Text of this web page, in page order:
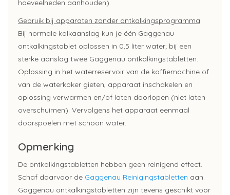
hoeveelheden aanhouden).
Gebruik bij apparaten zonder ontkalkingsprogramma
Bij normale kalkaanslag kun je één Gaggenau
ontkalkingstablet oplossen in 0,5 liter water; bij een
sterke aanslag twee Gaggenau ontkalkingstabletten.
Oplossing in het waterreservoir van de koffiemachine of
van de waterkoker gieten, apparaat inschakelen en
oplossing verwarmen en/of laten doorlopen (niet laten
overschuimen). Vervolgens het apparaat eenmaal
doorspoelen met schoon water.
Opmerking
De ontkalkingstabletten hebben geen reinigend effect.
Schaf daarvoor de Gaggenau Reinigingstabletten aan.
Gaggenau ontkalkingstabletten zijn tevens geschikt voor